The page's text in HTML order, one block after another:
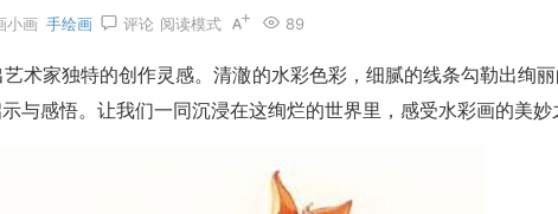
小画 手绘画 评论 89
阅读模式
术家独特的创作灵感。清澈的水彩色彩，细腻的线条勾勒出绚
感悟。让我们一同沉浸在这绚烂的世界里，感受水彩画的美妙